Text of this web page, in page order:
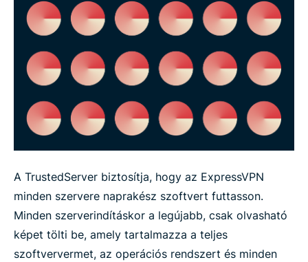
A TrustedServer biztosítja, hogy az ExpressVPN
minden szervere naprakész szoftvert futtasson.
Minden szerverindításkor a legújabb, csak olvasható
képet tölti be, amely tartalmazza a teljes
szoftververmet, az operációs rendszert és minden